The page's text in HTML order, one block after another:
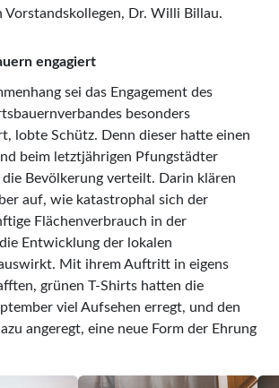
Vorstandskollegen, Dr. Willi Billau.
engagiert
sei das Engagement des
besonders
lobte Schütz. Denn dieser hatte einen
beim letztjährigen Pfungstädter
die Bevölkerung verteilt. Darin klären
auf, wie katastrophal sich der
Flächenverbrauch in der
Entwicklung der lokalen
Mit ihrem Auftritt in eigens
grünen T-Shirts hatten die
viel Aufsehen erregt, und den
angeregt, eine neue Form der Ehrung